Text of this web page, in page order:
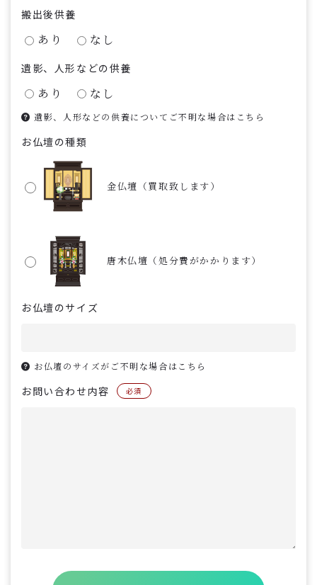
搬出後供養
あり なし
遺影、人形などの供養
あり なし
遺影、人形などの供養についてご不明な場合はこちら
お仏壇の種類
金仏壇（買取致します）
唐木仏壇（処分費がかかります）
お仏壇のサイズ
お仏壇のサイズがご不明な場合はこちら
お問い合わせ内容 必須